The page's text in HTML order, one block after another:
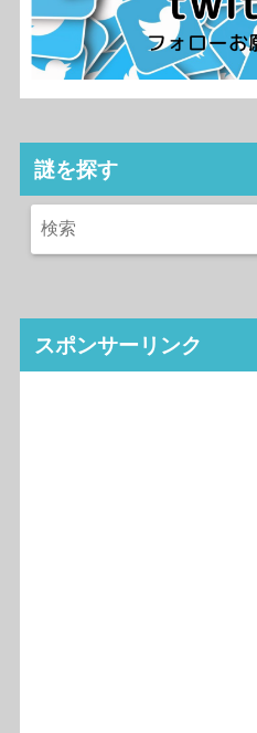
謎を探す
スポンサーリンク